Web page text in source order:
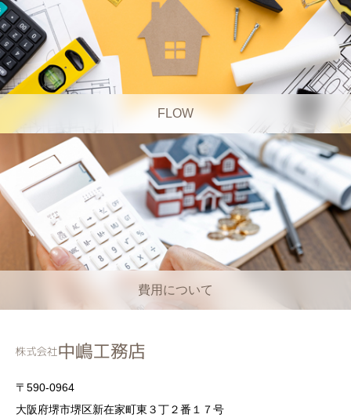
FLOW
費用について
〒590-0964
大阪府堺市堺区新在家町東３丁２番１７号